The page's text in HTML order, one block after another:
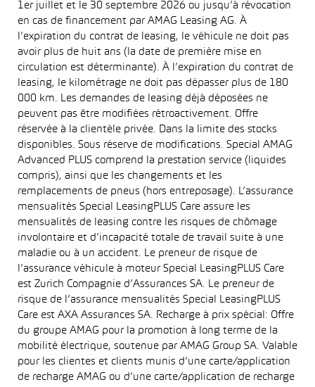
1er juillet et le 30 septembre 2026 ou jusqu’à révocation
en cas de financement par AMAG Leasing AG. À
l’expiration du contrat de leasing, le véhicule ne doit pas
avoir plus de huit ans (la date de première mise en
circulation est déterminante). À l’expiration du contrat de
leasing, le kilométrage ne doit pas dépasser plus de 180
000 km. Les demandes de leasing déjà déposées ne
peuvent pas être modifiées rétroactivement. Offre
réservée à la clientèle privée. Dans la limite des stocks
disponibles. Sous réserve de modifications. Special AMAG
Advanced PLUS comprend la prestation service (liquides
compris), ainsi que les changements et les
remplacements de pneus (hors entreposage). L’assurance
mensualités Special LeasingPLUS Care assure les
mensualités de leasing contre les risques de chômage
involontaire et d’incapacité totale de travail suite à une
maladie ou à un accident. Le preneur de risque de
l’assurance véhicule à moteur Special LeasingPLUS Care
est Zurich Compagnie d’Assurances SA. Le preneur de
risque de l’assurance mensualités Special LeasingPLUS
Care est AXA Assurances SA. Recharge à prix spécial: Offre
du groupe AMAG pour la promotion à long terme de la
mobilité électrique, soutenue par AMAG Group SA. Valable
pour les clientes et clients munis d’une carte/application
de recharge AMAG ou d’une carte/application de recharge